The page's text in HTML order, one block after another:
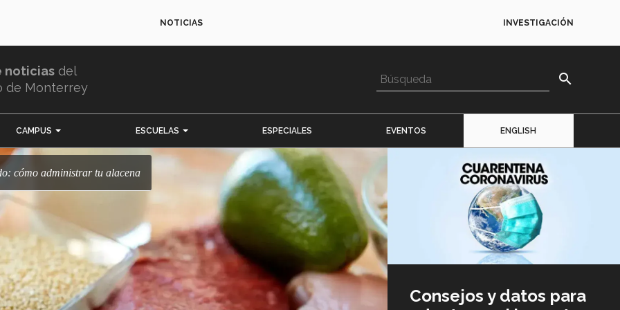
NOTICIAS INVESTIGACIÓN
noticias del
de Monterrey
search
CAMPUS ESCUELAS ESPECIALES EVENTOS ENGLISH
cómo administrar tu alacena
Imagen
logo
Consejos y datos para